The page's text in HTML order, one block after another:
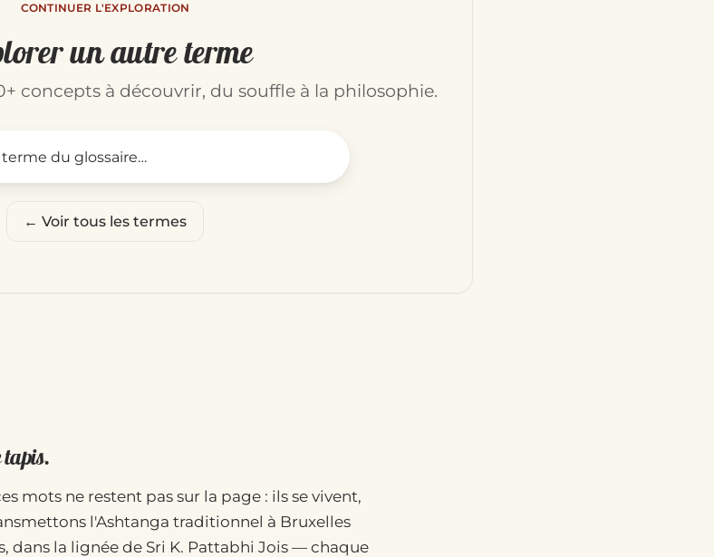
CONTINUER L'EXPLORATION
un autre terme
concepts à découvrir, du souffle à la philosophie.
← Voir tous les termes
tapis.
mots ne restent pas sur la page : ils se vivent,
l'Ashtanga traditionnel à Bruxelles
dans la lignée de Sri K. Pattabhi Jois — chaque